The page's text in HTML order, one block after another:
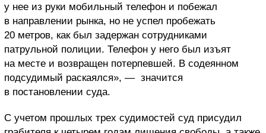
у нее из руки мобильный телефон и побежал
в направлении рынка, но не успел пробежать
20 метров, как был задержан сотрудниками
патрульной полиции. Телефон у него был изъят
на месте и возвращен потерпевшей. В содеянном
подсудимый раскаялся», — значится
в постановлении суда.
С учетом прошлых трех судимостей суд присудил